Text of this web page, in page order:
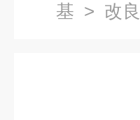
基 > 改良